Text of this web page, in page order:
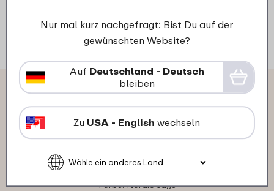
Das sagen andere Kunden über
Becher Silueta 200 ml:
09-11-2025
Farbe: Nordic sage
Nur mal kurz nachgefragt: Bist Du auf der
gewünschten Website?
Auf Deutschland - Deutsch
bleiben
Zu USA - English wechseln